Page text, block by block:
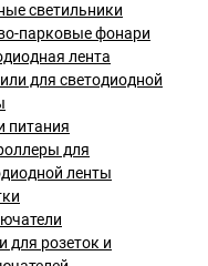
светильники
парковые фонари
лента
для светодиодной
питания
для
ленты
для розеток и